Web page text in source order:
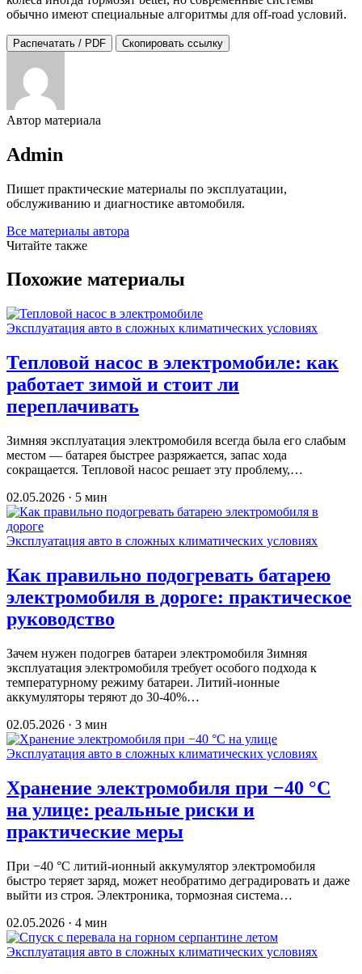
обычно имеют специальные алгоритмы для off-road условий.
Распечатать / PDF Скопировать ссылку
Автор материала
Admin
Пишет практические материалы по эксплуатации,
обслуживанию и диагностике автомобиля.
Все материалы автора
Читайте также
Похожие материалы
Эксплуатация авто в сложных климатических условиях
Тепловой насос в электромобиле: как
работает зимой и стоит ли
переплачивать
Зимняя эксплуатация электромобиля всегда была его слабым
местом — батарея быстрее разряжается, запас хода
сокращается. Тепловой насос решает эту проблему,…
02.05.2026 · 5 мин
Эксплуатация авто в сложных климатических условиях
Как правильно подогревать батарею
электромобиля в дороге: практическое
руководство
Зачем нужен подогрев батареи электромобиля Зимняя
эксплуатация электромобиля требует особого подхода к
температурному режиму батареи. Литий-ионные
аккумуляторы теряют до 30-40%…
02.05.2026 · 3 мин
Эксплуатация авто в сложных климатических условиях
Хранение электромобиля при −40 °C
на улице: реальные риски и
практические меры
При −40 °C литий-ионный аккумулятор электромобиля
быстро теряет заряд, может необратимо деградировать и даже
выйти из строя. Электроника, тормозная система…
02.05.2026 · 4 мин
Эксплуатация авто в сложных климатических условиях